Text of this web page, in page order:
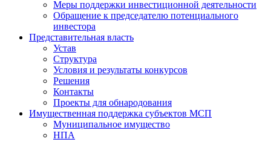
Меры поддержки инвестиционной деятельности
Обращение к председателю потенциального
инвестора
Представительная власть
Устав
Структура
Условия и результаты конкурсов
Решения
Контакты
Проекты для обнародования
Имущественная поддержка субъектов МСП
Муниципальное имущество
НПА